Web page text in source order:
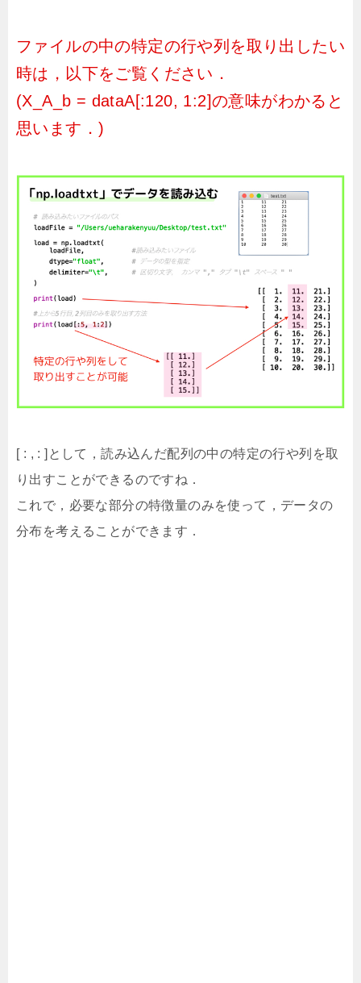
ファイルの中の特定の行や列を取り出したい
時は，以下をご覧ください．
(X_A_b = dataA[:120, 1:2]の意味がわかると
思います．)
[ : , : ]として，読み込んだ配列の中の特定の行や列を取
り出すことができるのですね．
これで，必要な部分の特徴量のみを使って，データの
分布を考えることができます．